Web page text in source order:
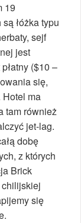
19
łóżka typu
sejf
jest
($10 –
się,
ma
tam również
jet-lag.
dobę
z których
Brick
się